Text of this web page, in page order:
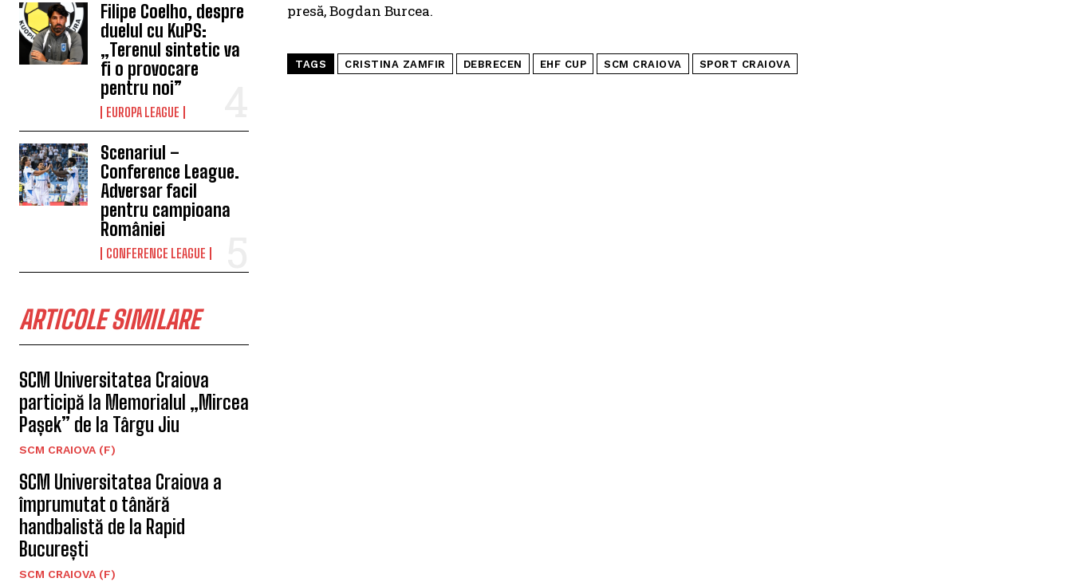
Filipe Coelho, despre
duelul cu KuPS:
„Terenul sintetic va
fi o provocare
pentru noi”
EUROPA LEAGUE
Scenariul –
Conference League.
Adversar facil
pentru campioana
României
CONFERENCE LEAGUE
ARTICOLE SIMILARE
SCM Universitatea Craiova
participă la Memorialul „Mircea
Pașek” de la Târgu Jiu
SCM CRAIOVA (F)
SCM Universitatea Craiova a
împrumutat o tânără
handbalistă de la Rapid
București
SCM CRAIOVA (F)
presă, Bogdan Burcea.
TAGS CRISTINA ZAMFIR DEBRECEN EHF CUP SCM CRAIOVA SPORT CRAIOVA